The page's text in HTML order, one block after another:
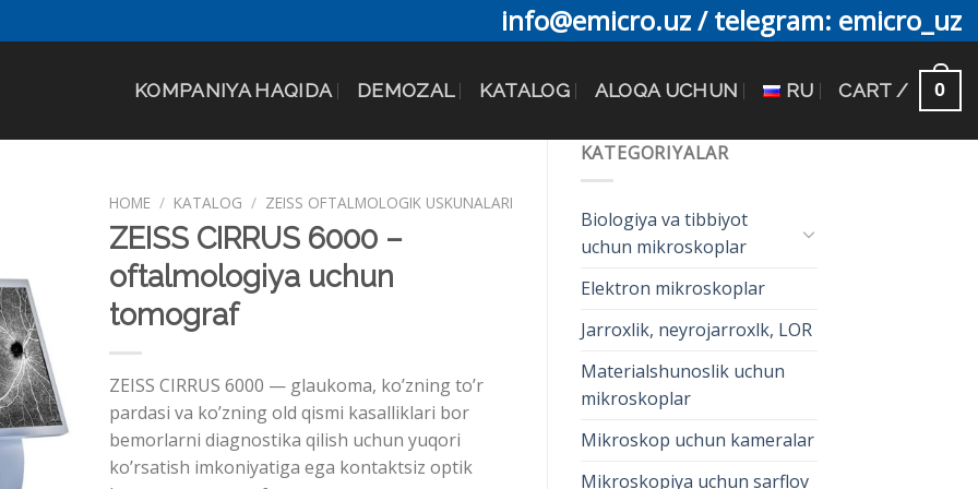
info@emicro.uz / telegram: emicro_uz
KOMPANIYA HAQIDA DEMOZAL KATALOG ALOQA UCHUN RU CART / 0
KATEGORIYALAR
Biologiya va tibbiyot
uchun mikroskoplar
Elektron mikroskoplar
Jarroxlik, neyrojarroxlk, LOR
Materialshunoslik uchun
mikroskoplar
Mikroskop uchun kameralar
Mikroskopiya uchun sarflov
HOME / KATALOG / ZEISS OFTALMOLOGIK USKUNALARI
ZEISS CIRRUS 6000 –
oftalmologiya uchun
tomograf
ZEISS CIRRUS 6000 — glaukoma, ko’zning to’r
pardasi va ko’zning old qismi kasalliklari bor
bemorlarni diagnostika qilish uchun yuqori
ko’rsatish imkoniyatiga ega kontaktsiz optik